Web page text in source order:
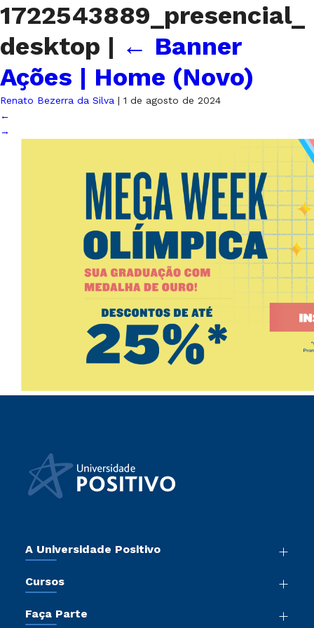
1722543889_presencial_
desktop | ← Banner
Ações | Home (Novo)
Renato Bezerra da Silva | 1 de agosto de 2024
←
→
A Universidade Positivo
Sala de Imprensa
Cursos
Pós-Graduação
Faça Parte